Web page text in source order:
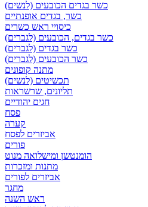
כשר בגדים הכובעים (לנשים)
כשר, בגדים אופנתיים
כיסויי ראש כשרים
כשר בגדים, הכובעים (לגברים)
כשר בגדים (לגברים)
כשר הכובעים (לגברים)
מתנה קופונים
תכשיטים (לנשים)
תליונים, שרשראות
חגים יהודיים
פסח
קערה
אביזרים לפסח
פורים
הומנטשן ומישלואה מנוט
מתנות ומזכרות
אביזרים לפורים
מחגר
ראש השנה